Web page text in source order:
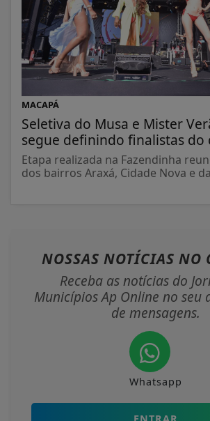
MACAPÁ
Seletiva do Musa e Mister
segue definindo finalistas do
Etapa realizada na Fazendinha
dos bairros Araxá, Cidade Nova e
NOSSAS NOTÍCIAS NO
Receba as notícias do
Municípios Ap Online no seu
de mensagens.
Whatsapp